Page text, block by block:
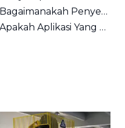
Bagaimanakah Penyemperitan Aluminium T-Slot Boleh Meningkatkan Fleksibiliti Reka Bentuk Anda?
Apakah Aplikasi Yang Paling Sesuai untuk Penyemperitan Aluminium 2525?